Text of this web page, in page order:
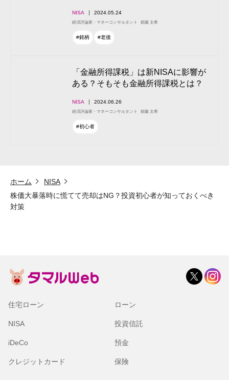
NISA 2024.05.24
経済評論家・マネーコンサルタント 頼藤 太希
#銘柄 #老後
「金融所得課税」は新NISAに影響が
ある？そもそも金融所得課税とは？
NISA 2024.06.26
経済評論家・マネーコンサルタント 頼藤 太希
#初心者
ホーム
NISA
株価大暴落時に慌てて売却はNG？投資初心者が知っておくべき
対策
住宅ローン ローン
NISA 投資信託
iDeCo 預金
クレジットカード 保険